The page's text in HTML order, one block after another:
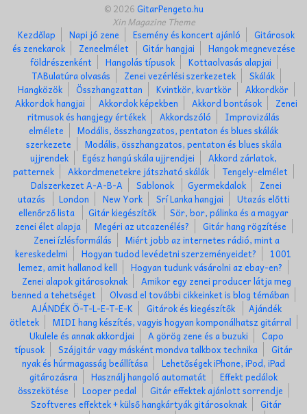
© 2026GitarPengeto.hu
Xin Magazine Theme
Kezdőlap
Napi jó zene Esemény és koncert ajánló
Gitárosok
és zenekarok
Zeneelmélet Gitár hangjai
Hangok megnevezése
földrészenként
Hangolás típusok
Kottaolvasás alapjai
TABulatúra olvasás
Zenei vezérlési szerkezetek
Skálák
Hangközök
Összhangzattan Kvintkör, kvartkör
Akkordkör
Akkordok hangjai
Akkordok képekben Akkord bontások
Zenei
ritmusok és hangjegy értékek
Akkordszóló
Improvizálás
elmélete
Modális, összhangzatos, pentaton és blues skálák
szerkezete
Modális, összhangzatos, pentaton és blues skála
ujjrendek
Egész hangú skála ujjrendjei
Akkord zárlatok,
patternek
Akkordmenetekre játszható skálák
Tengely-elmélet
Dalszerkezet A-A-B-A
Sablonok Gyermekdalok
Zenei
utazás
London New York Srí Lanka hangjai
Utazás előtti
ellenőrző lista
Gitár kiegészítők
Sör, bor, pálinka és a magyar
zenei élet alapja
Megéri az utcazenélés?
Gitár hang rögzítése
Zenei ízlésformálás
Miért jobb az internetes rádió, mint a
kereskedelmi
Hogyan tudod levédetni szerzeményeidet?
1001
lemez, amit hallanod kell
Hogyan tudunk vásárolni az ebay-en?
Zenei alapok gitárosoknak
Amikor egy zenei producer látja meg
benned a tehetséget
Olvasd el további cikkeinket is blog témában
AJÁNDÉK Ö-T-L-E-T-E-K
Gitárok és kiegészítők
Ajándék
ötletek
MIDI hang készítés, vagyis hogyan komponálhatsz gitárral
Ukulele és annak akkordjai
A görög zene és a buzuki
Capo
típusok
Szájgitár vagy másként mondva talkbox technika
Gitár
nyak és húrmagasság beállítása
Lehetőségek iPhone, iPod, iPad
gitározásra
Használj hangoló automatát
Effekt pedálok
összekötése
Looper pedal
Gitár effektek ajánlott sorrendje
Szoftveres effektek + külső hangkártyák gitárosoknak
Gitár